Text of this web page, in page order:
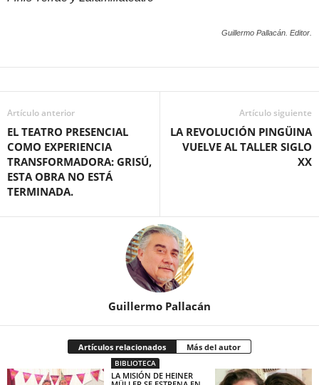
Guillermo Pallacán. Editor.
Artículo anterior
EL TEATRO PRESENCIAL
COMO EXPERIENCIA
TRANSFORMADORA: GRISÚ,
ESTA OBRA NO ESTÁ
TERMINADA.
Artículo siguiente
LA REVOLUCIÓN PINGÜINA
VUELVE AL TALLER SIGLO
XX
Guillermo Pallacán
Artículos relacionados Más del autor
BIBLIOTECA
LA MISIÓN DE HEINER